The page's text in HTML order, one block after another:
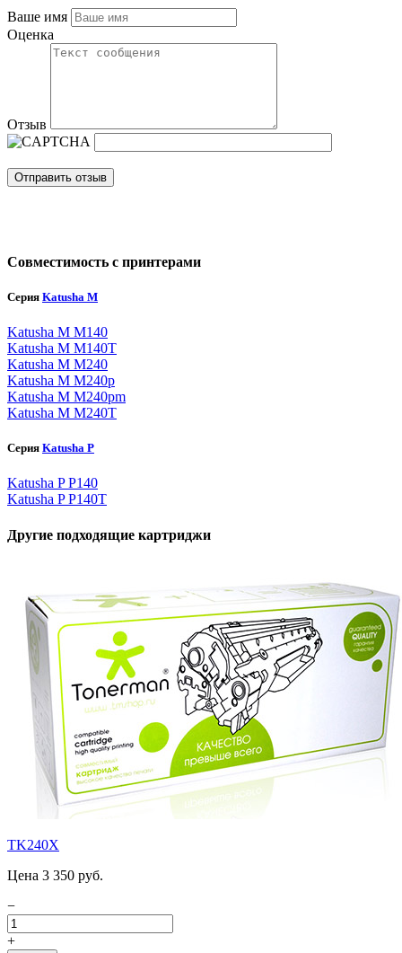
Ваше имя
Оценка
Отзыв
Отправить отзыв
Совместимость с принтерами
Серия Katusha M
Katusha M M140
Katusha M M140T
Katusha M M240
Katusha M M240p
Katusha M M240pm
Katusha M M240T
Серия Katusha P
Katusha P P140
Katusha P P140T
Другие подходящие картриджи
TK240X
Цена 3 350 руб.
−
+